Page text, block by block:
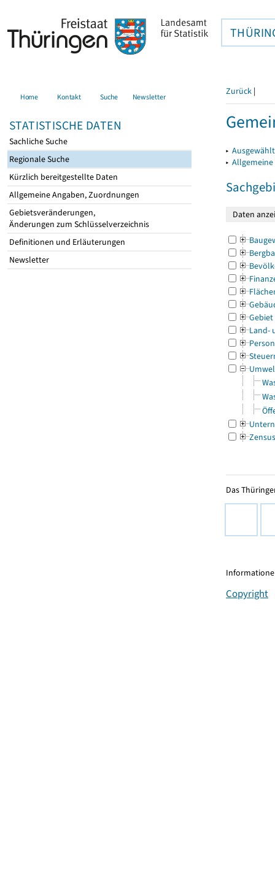
Home Kontakt Suche Newsletter
STATISTISCHE DATEN
Sachliche Suche
Regionale Suche
Kürzlich bereitgestellte Daten
Allgemeine Angaben, Zuordnungen
Gebietsveränderungen,
Änderungen zum Schlüsselverzeichnis
Definitionen und Erläuterungen
Newsletter
Zurück |
▸
▸
Gebiet
Land-
Zensus
Das
Copyright